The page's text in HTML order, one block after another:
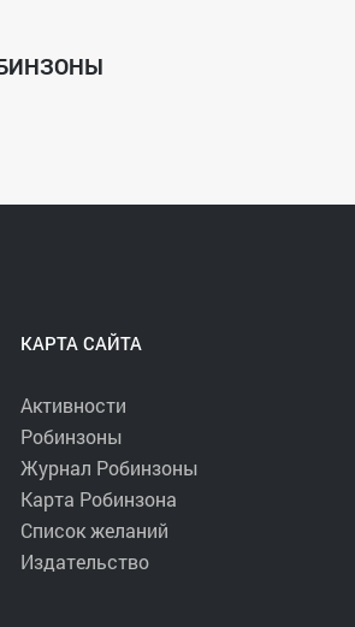
КАРТА САЙТА
Активности
Робинзоны
Журнал Робинзоны
Карта Робинзона
Список желаний
Издательство